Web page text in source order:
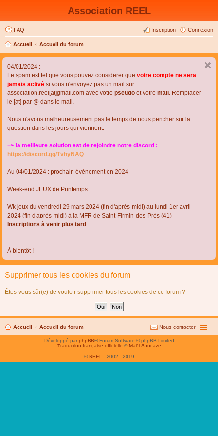
Association REEL
FAQ Connexion
Inscription
Accueil Accueil du forum
04/01/2024 :
Le spam est tel que vous pouvez considérer que votre compte ne sera
jamais activé si vous n'envoyez pas un mail sur
association.reel[at]gmail.com avec votre pseudo et votre mail . Remplacer
le [at] par @ dans le mail.
Nous n'avons malheureusement pas le temps de nous pencher sur la
question dans les jours qui viennent.
=> la meilleure solution est de rejoindre notre discord :
https://discord.gg/TvhyNAQ
Au 04/01/2024 : prochain évènement en 2024
Week-end JEUX de Printemps :
Wk jeux du vendredi 29 mars 2024 (fin d'après-midi) au lundi 1er avril
2024 (fin d'après-midi) à la MFR de Saint-Firmin-des-Près (41)
Inscriptions à venir plus tard
À bientôt !
Supprimer tous les cookies du forum
Êtes-vous sûr(e) de vouloir supprimer tous les cookies de ce forum ?
Accueil Accueil du forum Nous contacter
Développé parphpBB® Forum Software © phpBB Limited
Traduction française officielle © Maël Soucaze
© REEL - 2002 - 2019